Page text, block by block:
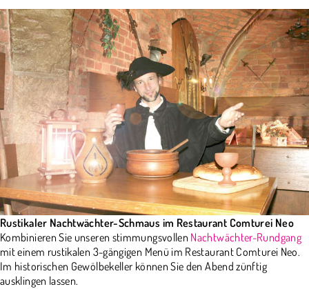
Rustikaler Nachtwächter-Schmaus im Restaurant Comturei Neo
Kombinieren Sie unseren stimmungsvollen Nachtwächter-Rundgang
mit einem rustikalen 3-gängigen Menü im Restaurant Comturei Neo.
Im historischen Gewölbekeller können Sie den Abend zünftig
ausklingen lassen.